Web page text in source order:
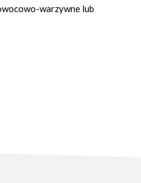
warzywne lub